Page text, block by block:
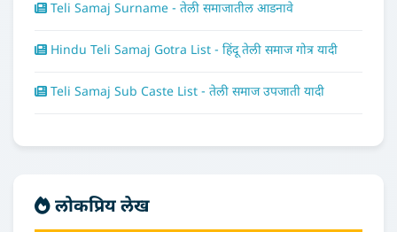
Teli Samaj Surname - तेली समाजातील आडनावे
Hindu Teli Samaj Gotra List - हिंदू तेली समाज गोत्र यादी
Teli Samaj Sub Caste List - तेली समाज उपजाती यादी
लोकप्रिय लेख